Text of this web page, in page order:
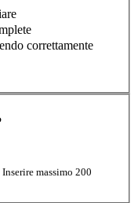
correttamente
Inserire massimo 200